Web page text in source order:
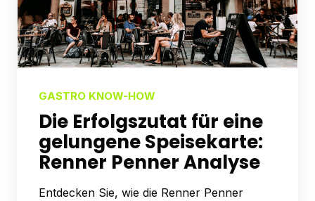
GASTRO KNOW-HOW
Die Erfolgszutat für eine
gelungene Speisekarte:
Renner Penner Analyse
Entdecken Sie, wie die Renner Penner